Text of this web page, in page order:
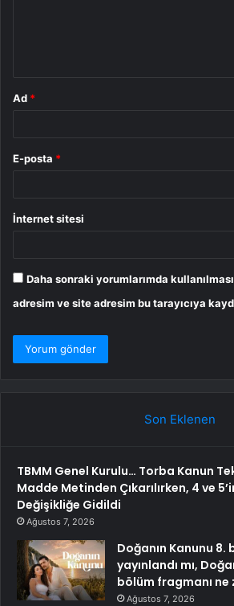
Ad *
E-posta *
İnternet sitesi
Daha sonraki yorumlarımda
adresim ve site adresim bu tarayıcıya
Son Eklenen
TBMM Genel Kurulu… Torba Kanun
Madde Metinden Çıkarılırken, 4 ve
Değişikliğe Gidildi
Ağustos 7, 2026
Doğanın Kanunu 8.
yayınlandı mı,
bölüm fragmanı ne
Ağustos 7, 2026